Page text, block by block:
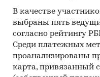
В качестве
выбраны пять
согласно рейтингу
Среди платежных
проанализированы
карта, привязанный